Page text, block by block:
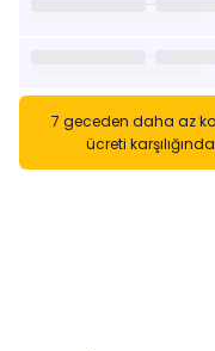
7 geceden daha az
ücreti